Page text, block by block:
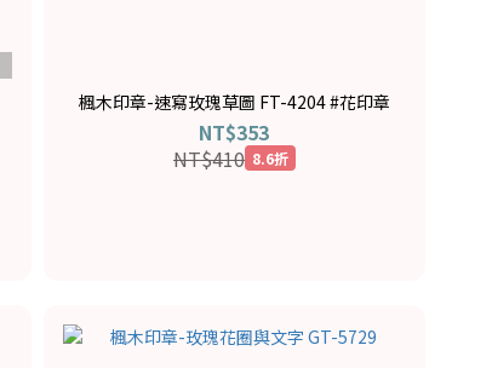
楓木印章-速寫玫瑰草圖 FT-4204 #花印章
NT$353
NT$410 8.6折